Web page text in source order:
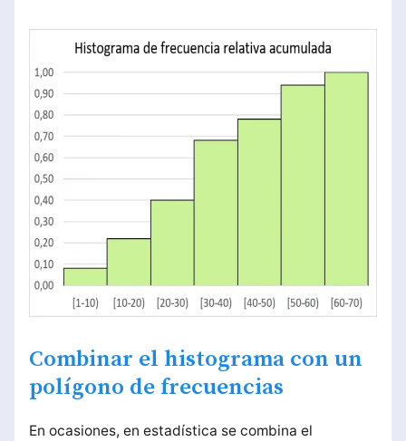
Combinar el histograma con un
polígono de frecuencias
En ocasiones, en estadística se combina el